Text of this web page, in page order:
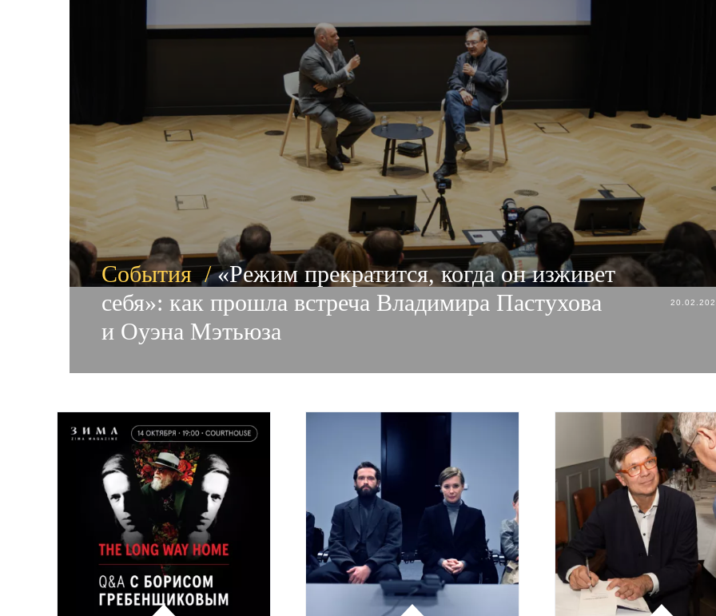
События / «Режим прекратится, когда он изживет
себя»: как прошла встреча Владимира Пастухова
и Оуэна Мэтьюза